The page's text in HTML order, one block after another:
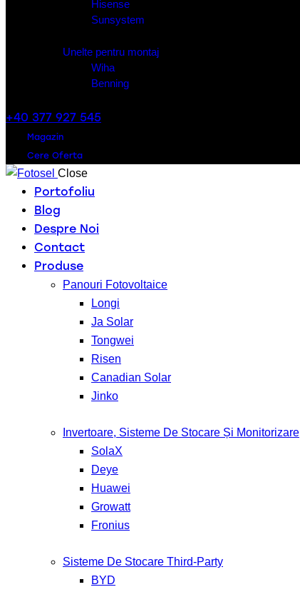
Hisense
Sunsystem
Unelte pentru montaj
Wiha
Benning
+40 377 927 545
Magazin
Cere Oferta
Close
Portofoliu
Blog
Despre Noi
Contact
Produse
Panouri Fotovoltaice
Longi
Ja Solar
Tongwei
Risen
Canadian Solar
Jinko
Invertoare, Sisteme De Stocare Și Monitorizare
SolaX
Deye
Huawei
Growatt
Fronius
Sisteme De Stocare Third-Party
BYD